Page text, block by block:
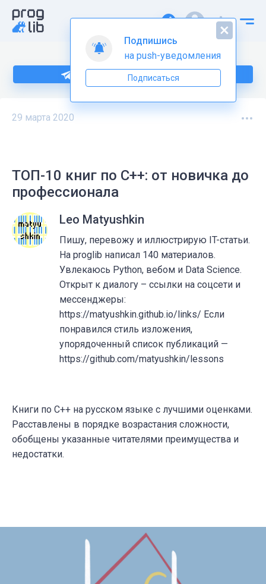
Больше информации по C++ тут
29 марта 2020
ТОП-10 книг по C++: от новичка до
профессионала
Leo Matyushkin
Пишу, перевожу и иллюстрирую IT-статьи.
На proglib написал 140 материалов.
Увлекаюсь Python, вебом и Data Science.
Открыт к диалогу – ссылки на соцсети и
мессенджеры:
https://matyushkin.github.io/links/ Если
понравился стиль изложения,
упорядоченный список публикаций —
https://github.com/matyushkin/lessons
Книги по C++ на русском языке с лучшими оценками.
Расставлены в порядке возрастания сложности,
обобщены указанные читателями преимущества и
недостатки.
Подпишись
на push-уведомления
Подписаться